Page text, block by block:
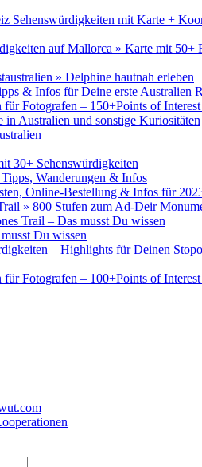
Sehenswürdigkeiten mit Karte +
auf Mallorca » Karte mit 50+
» Delphine hautnah erleben
& Infos für Deine erste Australien
für Fotografen – 150+Points of
in Australien und sonstige Kuriositäten
30+ Sehenswürdigkeiten
Wanderungen & Infos
Online-Bestellung & Infos für
» 800 Stufen zum Ad-Deir
Trail – Das musst Du wissen
Du wissen
– Highlights für Deinen
für Fotografen – 100+Points of